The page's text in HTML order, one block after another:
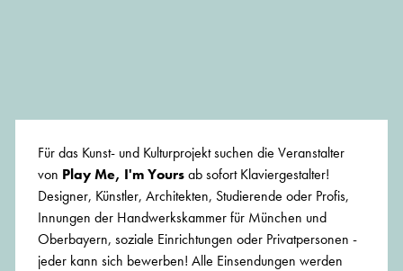
Für das Kunst- und Kulturprojekt suchen die Veranstalter
von Play Me, I'm Yoursab sofort Klaviergestalter!
Designer, Künstler, Architekten, Studierende oder Profis,
Innungen der Handwerkskammer für München und
Oberbayern, soziale Einrichtungen oder Privatpersonen -
jeder kann sich bewerben! Alle Einsendungen werden